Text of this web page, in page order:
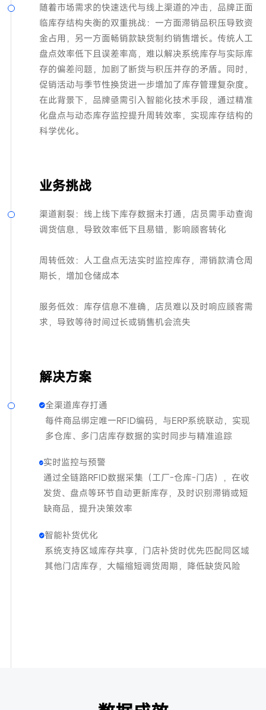
随着市场需求的快速迭代与线上渠道的冲击，品牌正面
临库存结构失衡的双重挑战：一方面滞销品积压导致资
金占用，另一方面畅销款缺货制约销售增长。传统人工
盘点效率低下且误差率高，难以解决系统库存与实际库
存的偏差问题，加剧了断货与积压并存的矛盾。同时，
促销活动与季节性换货进一步增加了库存管理复杂度。
在此背景下，品牌亟需引入智能化技术手段，通过精准
化盘点与动态库存监控提升周转效率，实现库存结构的
科学优化。
业务挑战
渠道割裂：线上线下库存数据未打通，店员需手动查询
调货信息，导致效率低下且易错，影响顾客转化
周转低效：人工盘点无法实时监控库存，滞销款清仓周
期长，增加仓储成本
服务低效：库存信息不准确，店员难以及时响应顾客需
求，导致等待时间过长或销售机会流失
解决方案
全渠道库存打通
每件商品绑定唯一RFID编码，与ERP系统联动，实现
多仓库、多门店库存数据的实时同步与精准追踪
实时监控与预警
通过全链路RFID数据采集（工厂-仓库-门店），在收
发货、盘点等环节自动更新库存，及时识别滞销或短
缺商品，提升决策效率
智能补货优化
系统支持区域库存共享，门店补货时优先匹配同区域
其他门店库存，大幅缩短调货周期，降低缺货风险